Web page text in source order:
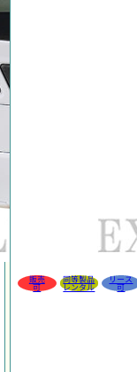
販売
可
同等製品
レンタル
リース
可